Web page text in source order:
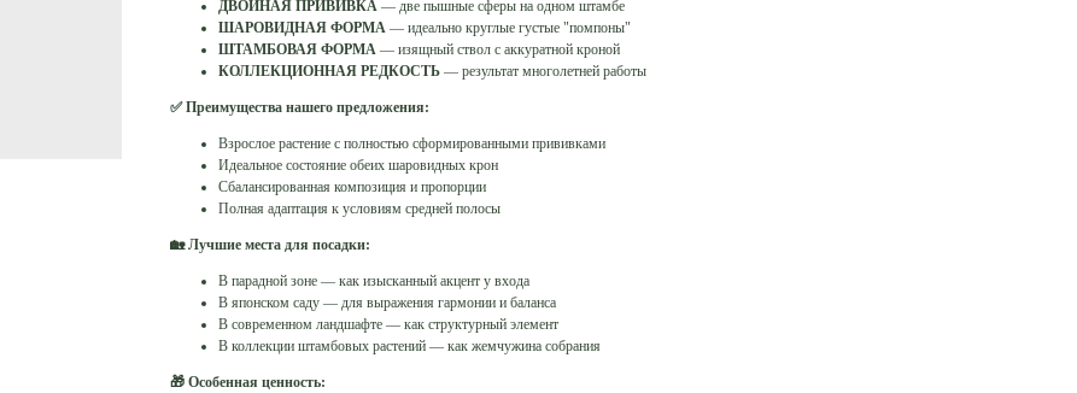
ДВОЙНАЯ ПРИВИВКА — две пышные сферы на одном штамбе
ШАРОВИДНАЯ ФОРМА — идеально круглые густые "помпоны"
ШТАМБОВАЯ ФОРМА — изящный ствол с аккуратной кроной
КОЛЛЕКЦИОННАЯ РЕДКОСТЬ — результат многолетней работы
✅ Преимущества нашего предложения:
Взрослое растение с полностью сформированными прививками
Идеальное состояние обеих шаровидных крон
Сбалансированная композиция и пропорции
Полная адаптация к условиям средней полосы
🏡 Лучшие места для посадки:
В парадной зоне — как изысканный акцент у входа
В японском саду — для выражения гармонии и баланса
В современном ландшафте — как структурный элемент
В коллекции штамбовых растений — как жемчужина собрания
🎁 Особенная ценность: